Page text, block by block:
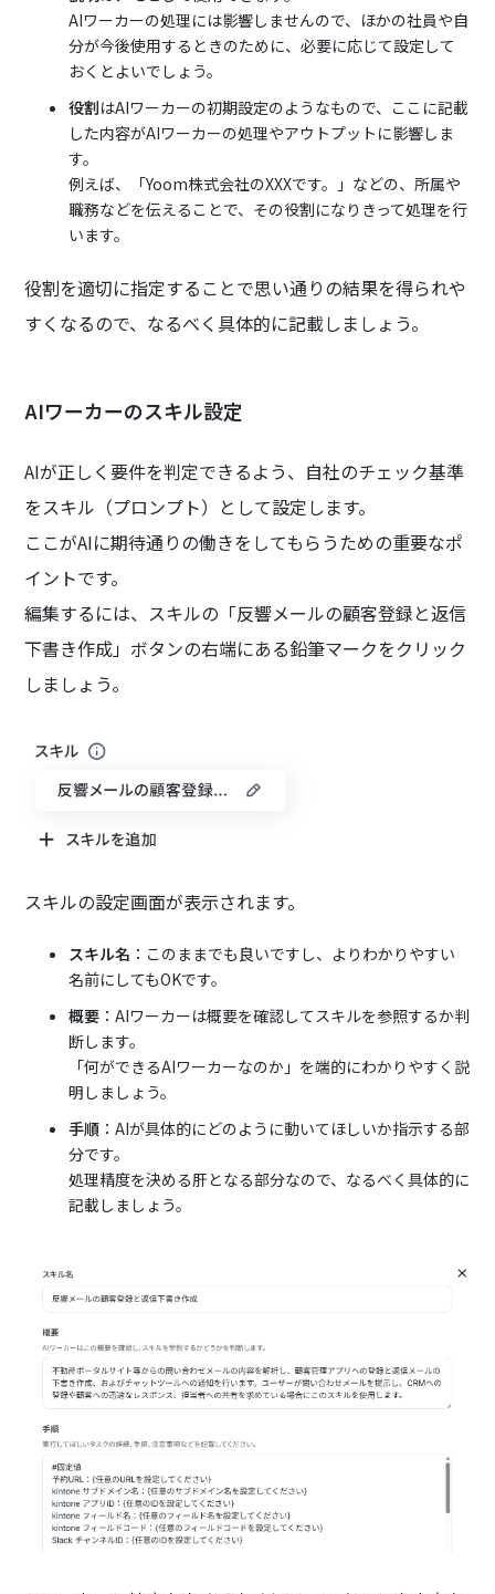
AIワーカーの処理には影響しませんので、ほかの社員や自
分が今後使用するときのために、必要に応じて設定して
おくとよいでしょう。
役割はAIワーカーの初期設定のようなもので、ここに記載
した内容がAIワーカーの処理やアウトプットに影響しま
す。
例えば、「Yoom株式会社のXXXです。」などの、所属や
職務などを伝えることで、その役割になりきって処理を行
います。
役割を適切に指定することで思い通りの結果を得られや
すくなるので、なるべく具体的に記載しましょう。
AIワーカーのスキル設定
AIが正しく要件を判定できるよう、自社のチェック基準
をスキル（プロンプト）として設定します。
ここがAIに期待通りの働きをしてもらうための重要なポ
イントです。
編集するには、スキルの「反響メールの顧客登録と返信
下書き作成」ボタンの右端にある鉛筆マークをクリック
しましょう。
スキルの設定画面が表示されます。
スキル名 ：このままでも良いですし、よりわかりやすい
名前にしてもOKです。
概要 ：AIワーカーは概要を確認してスキルを参照するか判
断します。
「何ができるAIワーカーなのか」を端的にわかりやすく説
明しましょう。
手順 ：AIが具体的にどのように動いてほしいか指示する部
分です。
処理精度を決める肝となる部分なので、なるべく具体的に
記載しましょう。